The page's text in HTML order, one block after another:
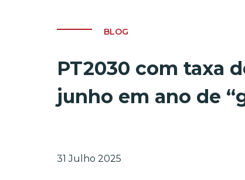
BLOG
PT2030 com taxa
junho em ano de
31 Julho 2025